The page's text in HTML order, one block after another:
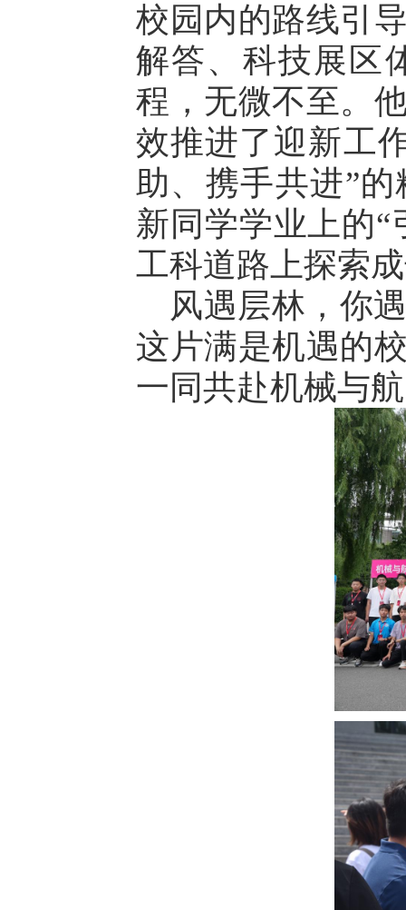
校园内的路线引
解答、科技展区
程，无微不至。
效推进了迎新工
助、携手共进”
新同学学业上的“
工科道路上探索
风遇层林，你
这片满是机遇的
一同共赴机械与